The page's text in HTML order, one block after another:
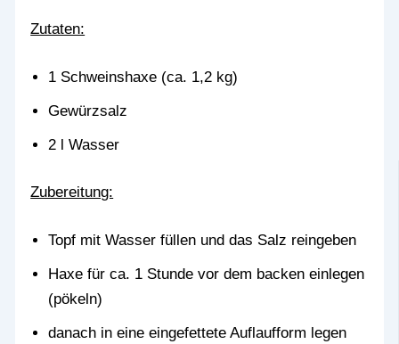
Zutaten:
1 Schweinshaxe (ca. 1,2 kg)
Gewürzsalz
2 l Wasser
Zubereitung:
Topf mit Wasser füllen und das Salz reingeben
Haxe für ca. 1 Stunde vor dem backen einlegen
(pökeln)
danach in eine eingefettete Auflaufform legen